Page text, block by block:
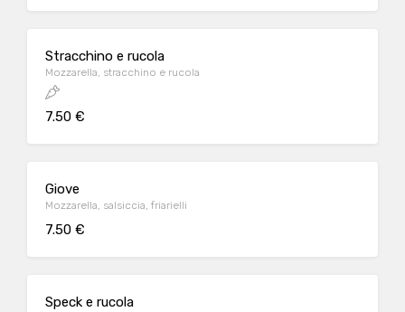
Stracchino e rucola
Mozzarella, stracchino e rucola
7.50 €
Giove
Mozzarella, salsiccia, friarielli
7.50 €
Speck e rucola